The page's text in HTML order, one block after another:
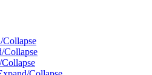
Collapse
Collapse